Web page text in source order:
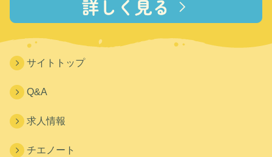
サイトトップ
Q&A
求人情報
チエノート